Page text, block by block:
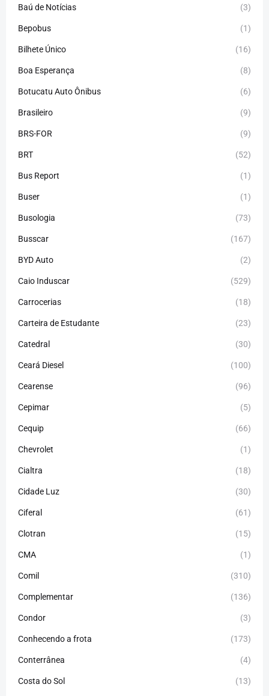
Baú de Notícias (3)
Bepobus (1)
Bilhete Único (16)
Boa Esperança (8)
Botucatu Auto Ônibus (6)
Brasileiro (9)
BRS-FOR (9)
BRT (52)
Bus Report (1)
Buser (1)
Busologia (73)
Busscar (167)
BYD Auto (2)
Caio Induscar (529)
Carrocerias (18)
Carteira de Estudante (23)
Catedral (30)
Ceará Diesel (100)
Cearense (96)
Cepimar (5)
Cequip (66)
Chevrolet (1)
Cialtra (18)
Cidade Luz (30)
Ciferal (61)
Clotran (15)
CMA (1)
Comil (310)
Complementar (136)
Condor (3)
Conhecendo a frota (173)
Conterrânea (4)
Costa do Sol (13)